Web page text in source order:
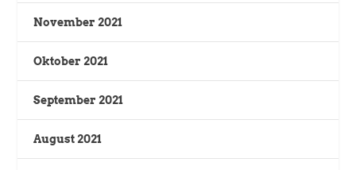
November 2021
Oktober 2021
September 2021
August 2021